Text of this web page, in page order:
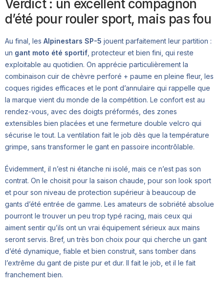
Verdict : un excellent compagnon
d’été pour rouler sport, mais pas fou
Au final, les Alpinestars SP-5 jouent parfaitement leur partition :
un gant moto été sportif , protecteur et bien fini, qui reste
exploitable au quotidien. On apprécie particulièrement la
combinaison cuir de chèvre perforé + paume en pleine fleur, les
coques rigides efficaces et le pont d’annulaire qui rappelle que
la marque vient du monde de la compétition. Le confort est au
rendez-vous, avec des doigts préformés, des zones
extensibles bien placées et une fermeture double velcro qui
sécurise le tout. La ventilation fait le job dès que la température
grimpe, sans transformer le gant en passoire incontrôlable.
Évidemment, il n’est ni étanche ni isolé, mais ce n’est pas son
contrat. On le choisit pour la saison chaude, pour son look sport
et pour son niveau de protection supérieur à beaucoup de
gants d’été entrée de gamme. Les amateurs de sobriété absolue
pourront le trouver un peu trop typé racing, mais ceux qui
aiment sentir qu’ils ont un vrai équipement sérieux aux mains
seront servis. Bref, un très bon choix pour qui cherche un gant
d’été dynamique, fiable et bien construit, sans tomber dans
l’extrême du gant de piste pur et dur. Il fait le job, et il le fait
franchement bien.